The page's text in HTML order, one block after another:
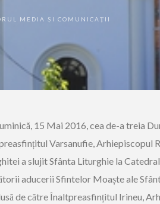
MEDIA ȘI COMUNICAȚII
15 Mai 2016, cea de-a treia
Varsanufie, Arhiepiscopul
a slujit Sfânta Liturghie la
aducerii Sfintelor Moaște ale
de către Înaltpreasfințitul Irineu,